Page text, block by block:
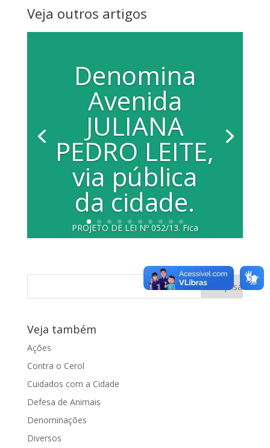
Veja outros artigos
Denomina
Avenida
JULIANA
PEDRO LEITE,
via pública
da cidade.
PROJETO DE LEI Nº 052/13. Fica
denominada Avenida JULIANA PEDRO
Veja também
Ações
Contra o Cerol
Cuidados com a Cidade
Defesa de Animais
Denominações
Diversos